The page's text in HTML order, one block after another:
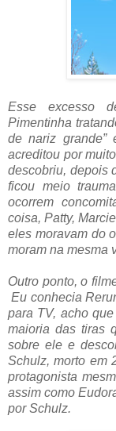
Esse excesso
Pimentinha
de nariz
acreditou por
descobriu, depois
ficou meio
ocorrem
coisa, Patty,
eles moravam do
moram na mesma
Outro ponto, o
Eu conhecia
para TV, acho
maioria das tiras
sobre ele e
Schulz, morto em
protagonista
assim como
por Schulz.